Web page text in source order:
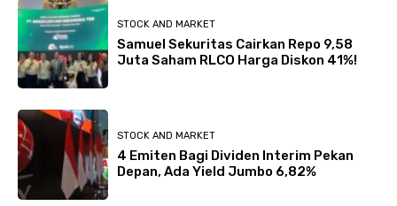
STOCK AND MARKET
Samuel Sekuritas Cairkan Repo 9,58
Juta Saham RLCO Harga Diskon 41%!
STOCK AND MARKET
4 Emiten Bagi Dividen Interim Pekan
Depan, Ada Yield Jumbo 6,82%